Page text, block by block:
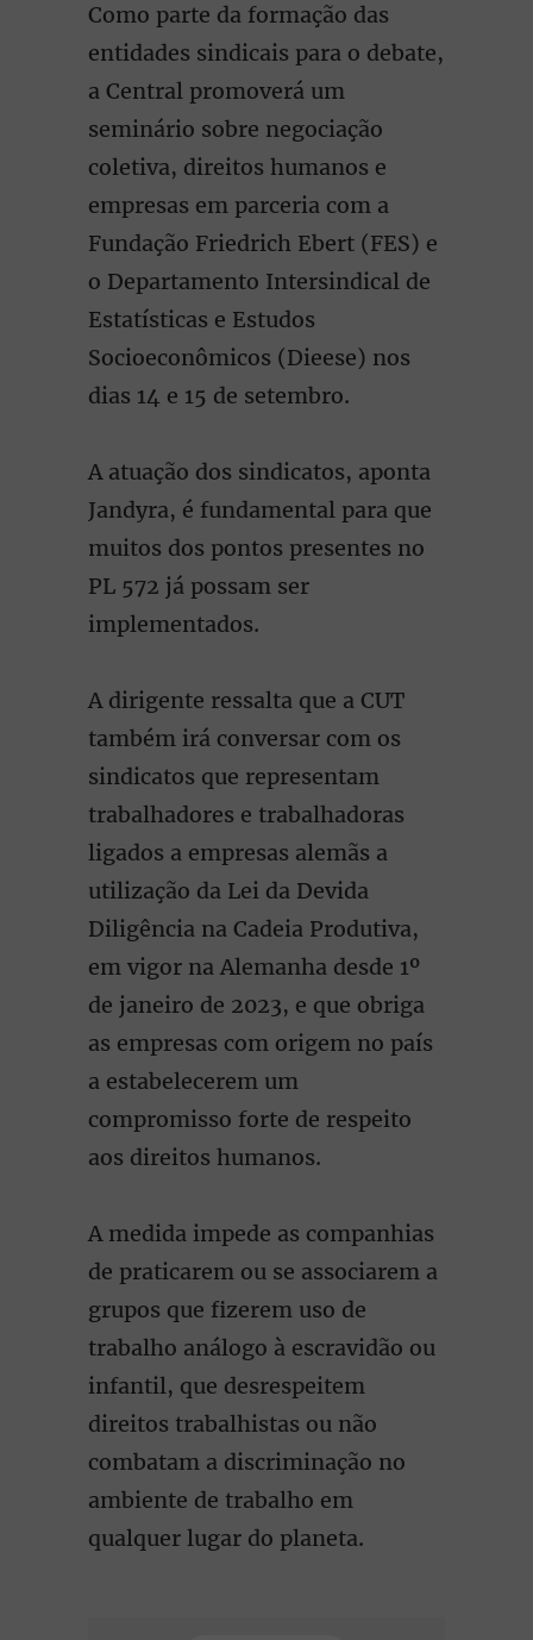
Como parte da formação das
entidades sindicais para o debate,
a Central promoverá um
seminário sobre negociação
coletiva, direitos humanos e
empresas em parceria com a
Fundação Friedrich Ebert (FES) e
o Departamento Intersindical de
Estatísticas e Estudos
Socioeconômicos (Dieese) nos
dias 14 e 15 de setembro.
A atuação dos sindicatos, aponta
Jandyra, é fundamental para que
muitos dos pontos presentes no
PL 572 já possam ser
implementados.
A dirigente ressalta que a CUT
também irá conversar com os
sindicatos que representam
trabalhadores e trabalhadoras
ligados a empresas alemãs a
utilização da Lei da Devida
Diligência na Cadeia Produtiva,
em vigor na Alemanha desde 1º
de janeiro de 2023, e que obriga
as empresas com origem no país
a estabelecerem um
compromisso forte de respeito
aos direitos humanos.
A medida impede as companhias
de praticarem ou se associarem a
grupos que fizerem uso de
trabalho análogo à escravidão ou
infantil, que desrespeitem
direitos trabalhistas ou não
combatam a discriminação no
ambiente de trabalho em
qualquer lugar do planeta.